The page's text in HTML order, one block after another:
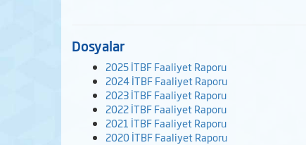
Dosyalar
2025 İTBF Faaliyet Raporu
2024 İTBF Faaliyet Raporu
2023 İTBF Faaliyet Raporu
2022 İTBF Faaliyet Raporu
2021 İTBF Faaliyet Raporu
2020 İTBF Faaliyet Raporu